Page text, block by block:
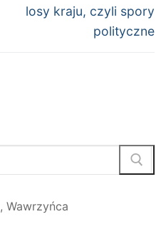
losy kraju, czyli spory
polityczne
, Wawrzyńca